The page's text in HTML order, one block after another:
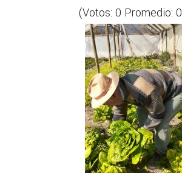
(Votos: 0 Promedio: 0